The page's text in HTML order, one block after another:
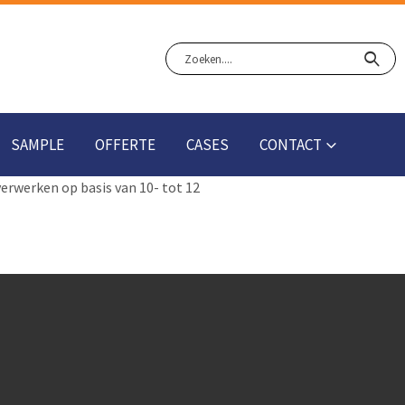
SAMPLE OFFERTE CASES CONTACT
op basis van 10- tot 12